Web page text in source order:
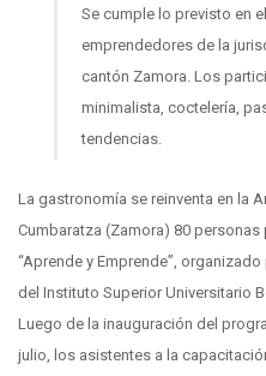
Se cumple lo previsto en
emprendedores de la
cantón Zamora. Los
minimalista, coctelería,
tendencias.
La gastronomía se reinventa en la
Cumbaratza (Zamora) 80
“Aprende y Emprende”,
del Instituto Superior Universitario
Luego de la inauguración del
julio, los asistentes a la